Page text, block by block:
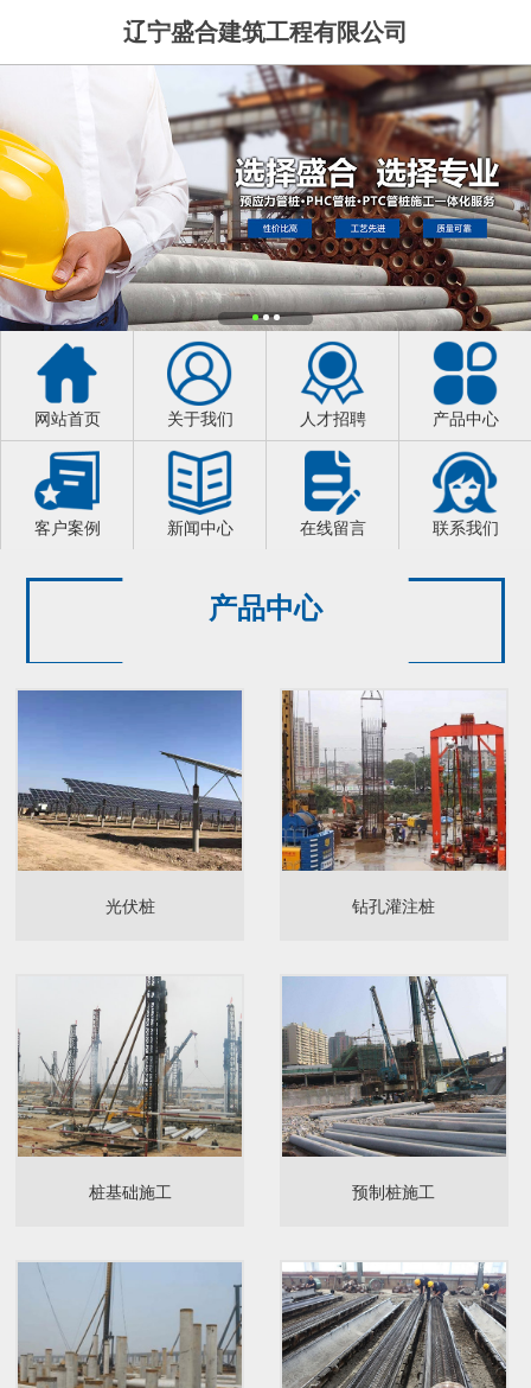
辽宁盛合建筑工程有限公司
网站首页 关于我们 人才招聘 产品中心
客户案例 新闻中心 在线留言 联系我们
产品中心
光伏桩 钻孔灌注桩
桩基础施工 预制桩施工